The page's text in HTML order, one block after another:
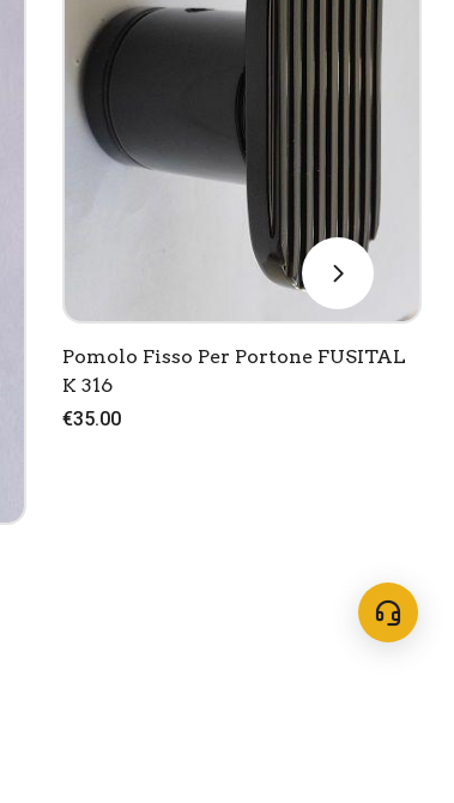
Pomolo Fisso Per Portone FUSITAL
K 316
€35.00